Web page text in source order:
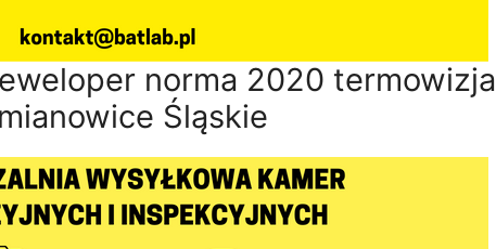
norma 2020 termowizja
Śląskie